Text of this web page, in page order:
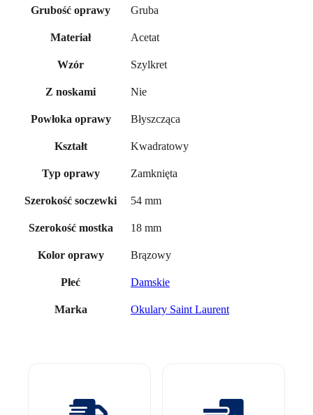
Grubość oprawy Gruba
Materiał Acetat
Wzór Szylkret
Z noskami Nie
Powłoka oprawy Błyszcząca
Kształt Kwadratowy
Typ oprawy Zamknięta
Szerokość soczewki 54 mm
Szerokość mostka 18 mm
Kolor oprawy Brązowy
Płeć Damskie
Marka Okulary Saint Laurent